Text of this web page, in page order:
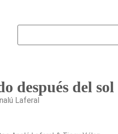
después del sol
Laferal